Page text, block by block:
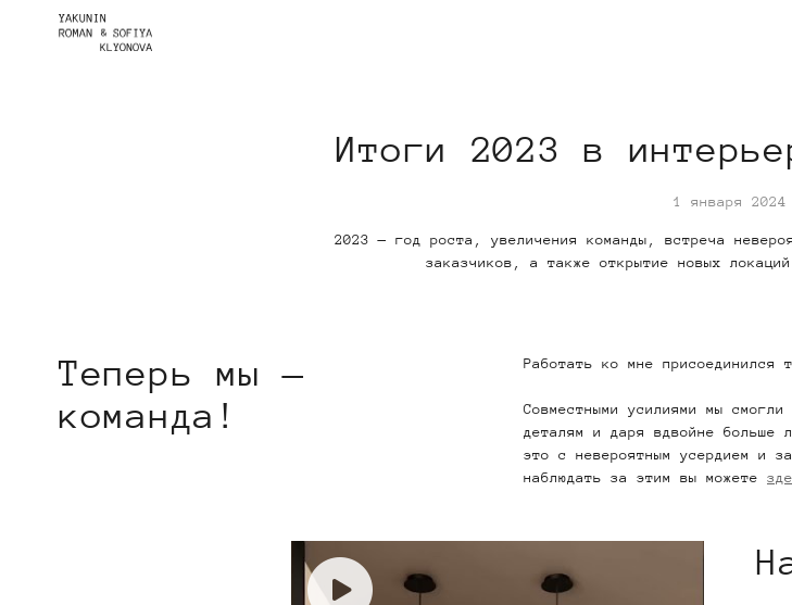
Итоги 2023 в
1 января 2024
2023 — год роста, увеличения команды, встреча
заказчиков, а также открытие новых
Теперь мы —
команда!
Работать ко мне присоединился
Совместными усилиями мы
деталям и даря вдвойне больше
это с невероятным усердием и
наблюдать за этим вы можете